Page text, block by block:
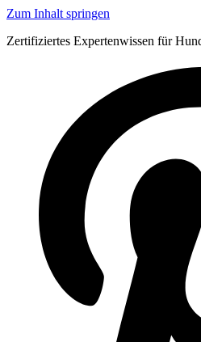
Zum Inhalt springen
Zertifiziertes Expertenwissen für